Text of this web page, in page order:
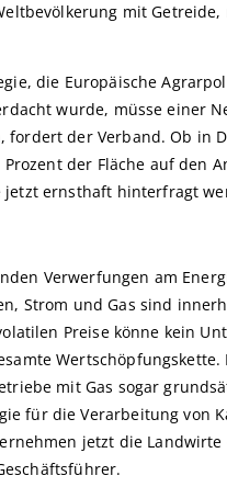
mit
die Europäische
wurde, müsse einer
der Verband. Ob in
der Fläche auf den
jetzt ernsthaft hinterfragt
Verwerfungen am
Strom und Gas sind
Preise könne kein
mit Gas sogar
für die Verarbeitung von
jetzt die